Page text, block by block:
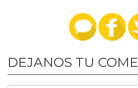
DEJANOS TU